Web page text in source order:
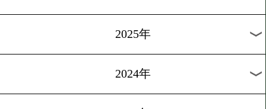
[月間賞]2021.12.13
11月のMVPは井上拓真!